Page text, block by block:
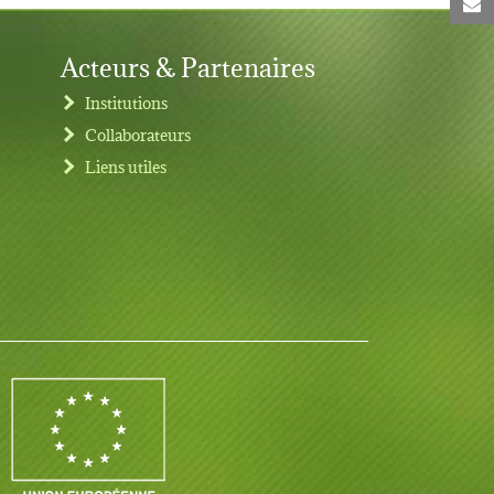
Acteurs & Partenaires
Institutions
Collaborateurs
Liens utiles